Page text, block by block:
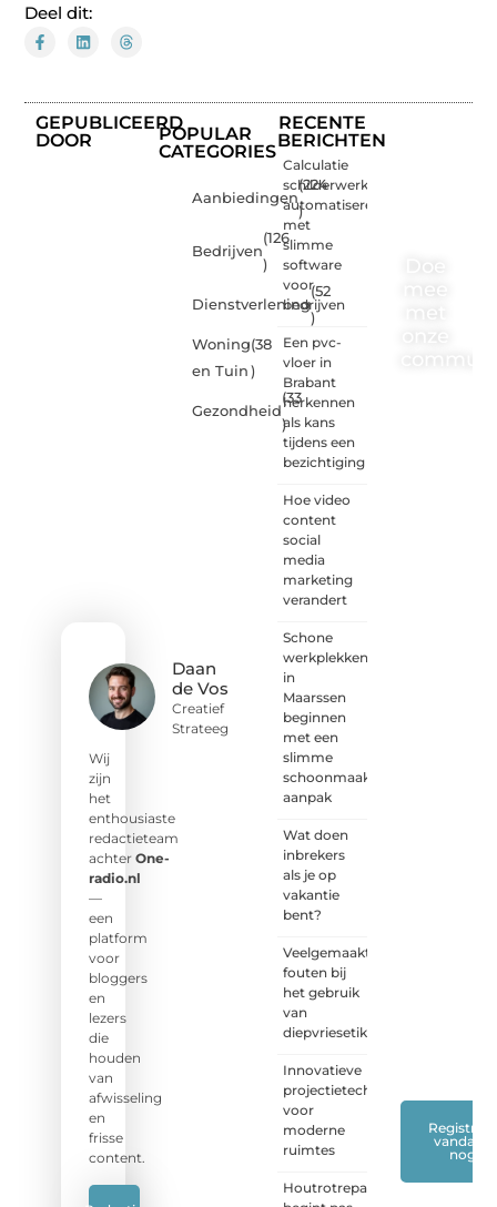
Deel dit:
GEPUBLICEERD
DOOR
Daan
de Vos
Creatief
Strateeg
Wij
zijn
het
enthousiaste
redactieteam
achter One-
radio.nl
—
een
platform
voor
bloggers
en
lezers
die
houden
van
afwisseling
en
frisse
content.
POPULAR
CATEGORIES
Aanbiedingen
(224
)
Bedrijven
(126
)
Dienstverlening
(52
)
Woning
en Tuin
(38
)
Gezondheid
(33
)
RECENTE
BERICHTEN
Calculatie
schilderwerk
automatiseren
met
slimme
software
voor
bedrijven
Een pvc-
vloer in
Brabant
herkennen
als kans
tijdens een
bezichtiging
Hoe video
content
social
media
marketing
verandert
Schone
werkplekken
in
Maarssen
beginnen
met een
slimme
schoonmaak
aanpak
Wat doen
inbrekers
als je op
vakantie
bent?
Veelgemaakte
fouten bij
het gebruik
van
diepvriesetiketten
Innovatieve
projectietechnieken
voor
moderne
ruimtes
Houtrotreparatie
Registreer
vandaag
nog